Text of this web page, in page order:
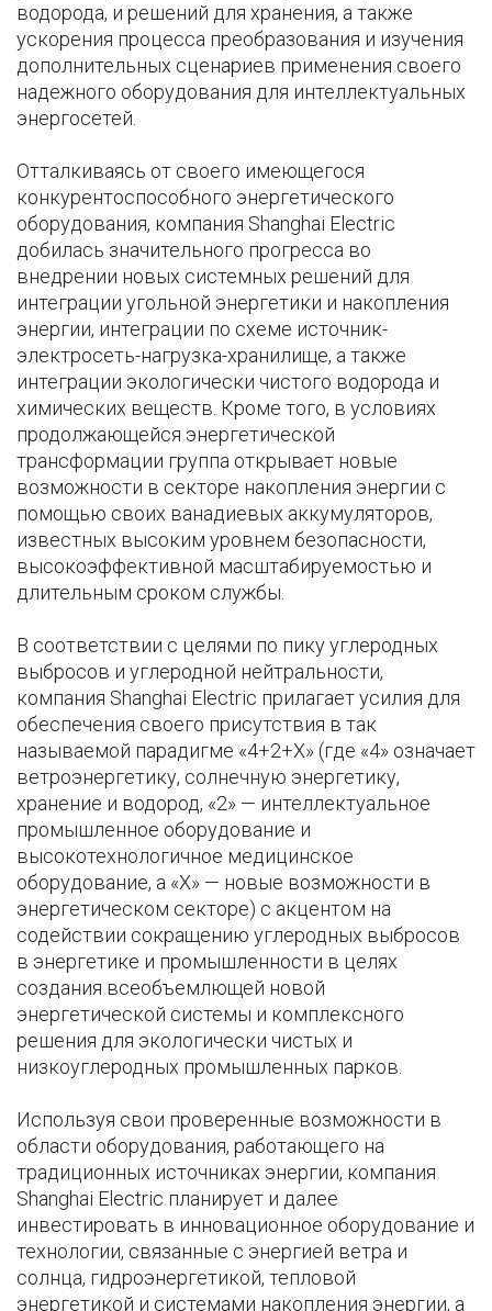
водорода, и решений для хранения, а также
ускорения процесса преобразования и изучения
дополнительных сценариев применения своего
надежного оборудования для интеллектуальных
энергосетей.
Отталкиваясь от своего имеющегося
конкурентоспособного энергетического
оборудования, компания Shanghai Electric
добилась значительного прогресса во
внедрении новых системных решений для
интеграции угольной энергетики и накопления
энергии, интеграции по схеме источник-
электросеть-нагрузка-хранилище, а также
интеграции экологически чистого водорода и
химических веществ. Кроме того, в условиях
продолжающейся энергетической
трансформации группа открывает новые
возможности в секторе накопления энергии с
помощью своих ванадиевых аккумуляторов,
известных высоким уровнем безопасности,
высокоэффективной масштабируемостью и
длительным сроком службы.
В соответствии с целями по пику углеродных
выбросов и углеродной нейтральности,
компания Shanghai Electric прилагает усилия для
обеспечения своего присутствия в так
называемой парадигме «4+2+X» (где «4» означает
ветроэнергетику, солнечную энергетику,
хранение и водород, «2» — интеллектуальное
промышленное оборудование и
высокотехнологичное медицинское
оборудование, а «X» — новые возможности в
энергетическом секторе) с акцентом на
содействии сокращению углеродных выбросов
в энергетике и промышленности в целях
создания всеобъемлющей новой
энергетической системы и комплексного
решения для экологически чистых и
низкоуглеродных промышленных парков.
Используя свои проверенные возможности в
области оборудования, работающего на
традиционных источниках энергии, компания
Shanghai Electric планирует и далее
инвестировать в инновационное оборудование и
технологии, связанные с энергией ветра и
солнца, гидроэнергетикой, тепловой
энергетикой и системами накопления энергии, а